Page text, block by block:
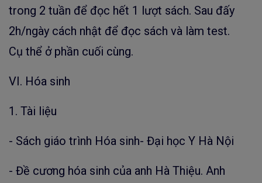
trong 2 tuần để đọc hết 1 lượt sách. Sau đấy
2h/ngày cách nhật để đọc sách và làm test.
Cụ thể ở phần cuối cùng.
VI. Hóa sinh
1. Tài liệu
- Sách giáo trình Hóa sinh- Đại học Y Hà Nội
- Đề cương hóa sinh của anh Hà Thiệu. Anh